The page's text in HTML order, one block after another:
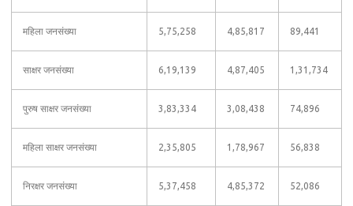
महिला जनसंख्या 5,75,258 4,85,817 89,441
साक्षर जनसंख्या 6,19,139 4,87,405 1,31,734
पुरुष साक्षर जनसंख्या 3,83,334 3,08,438 74,896
महिला साक्षर जनसंख्या 2,35,805 1,78,967 56,838
निरक्षर जनसंख्या 5,37,458 4,85,372 52,086